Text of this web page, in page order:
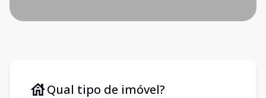
Qual tipo de imóvel?